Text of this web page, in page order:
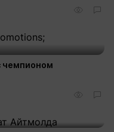
чемпионом